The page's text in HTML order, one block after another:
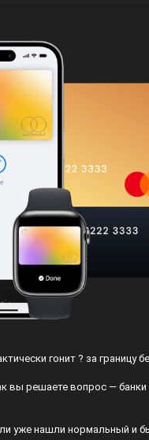
гонит ? за границу
вы решаете вопрос — банки
уже нашли нормальный и